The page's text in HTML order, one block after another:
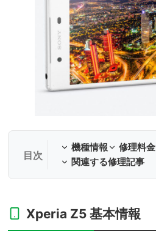
機種情報 修理料金
関連する修理記事
Xperia Z5 基本情報